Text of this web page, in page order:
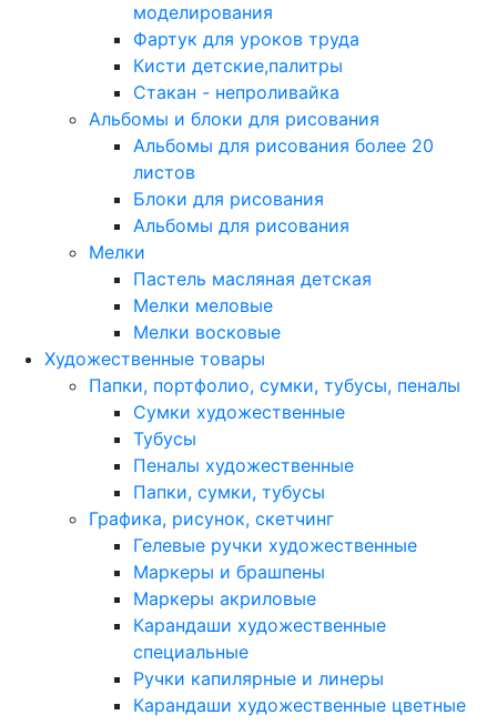
моделирования
Фартук для уроков труда
Кисти детские,палитры
Стакан - непроливайка
Альбомы и блоки для рисования
Альбомы для рисования более 20
листов
Блоки для рисования
Альбомы для рисования
Мелки
Пастель масляная детская
Мелки меловые
Мелки восковые
Художественные товары
Папки, портфолио, сумки, тубусы, пеналы
Сумки художественные
Тубусы
Пеналы художественные
Папки, сумки, тубусы
Графика, рисунок, скетчинг
Гелевые ручки художественные
Маркеры и брашпены
Маркеры акриловые
Карандаши художественные
специальные
Ручки капилярные и линеры
Карандаши художественные цветные